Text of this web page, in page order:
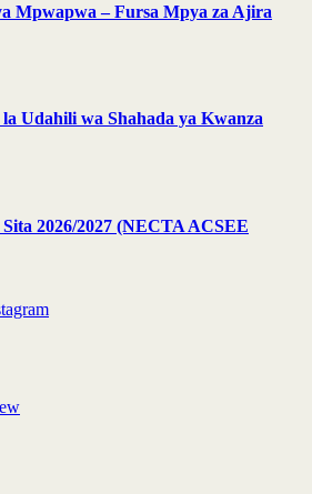
Mpwapwa – Fursa Mpya za Ajira
Udahili wa Shahada ya Kwanza
2026/2027 (NECTA ACSEE